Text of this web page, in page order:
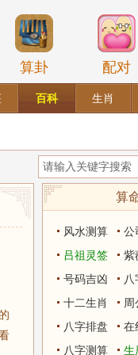
算卦 配对
百科 生肖
算
风水测算 公
吕祖灵签
紫
号码吉凶
十二生肖
八字排盘
在
八字测算
生